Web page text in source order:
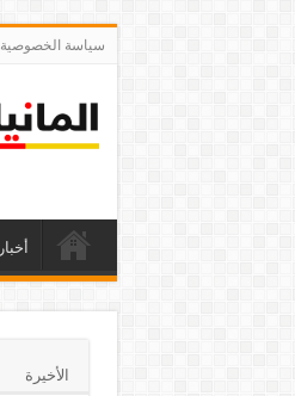
سياسة الخصوصية
أخبار
الأخيرة